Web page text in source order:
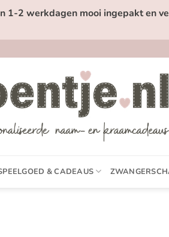
1-2 werkdagen mooi ingepakt en
& CADEAUS